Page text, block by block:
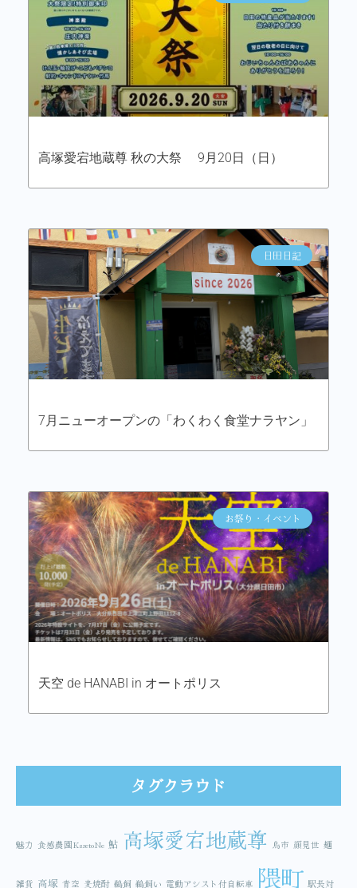
高塚愛宕地蔵尊 秋の大祭 9月20日（日）
日田日記
7月ニューオープンの「わくわく食堂ナラヤン」
お祭り・イベント
天空 de HANABI in オートポリス
タグクラウド
魅力 食感農園KazetoNe 鮎 高塚愛宕地蔵尊 鳥市 顔見世 麺
雑貨 高塚 青空 麦焼酎 鵜飼 鵜飼い 電動アシスト付自転車 隈町 駅長対